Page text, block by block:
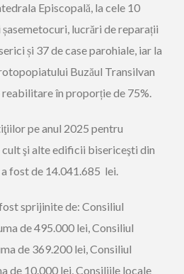
Episcopală, la cele 10
lucrări de reparații
și 37 de case parohiale, iar la
Buzăul Transilvan
în proporție de 75%.
pe anul 2025 pentru
şi alte edificii bisericeşti din
fost de 14.041.685 lei.
sprijinite de: Consiliul
de 495.000 lei, Consiliul
de 369.200 lei, Consiliul
de 10.000 lei, Consiliile locale